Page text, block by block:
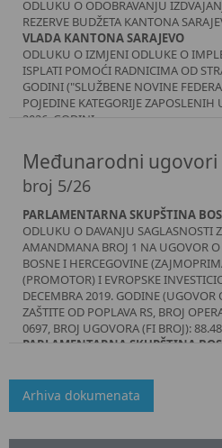
ODLUKU O ODOBRAVANJU
REZERVE BUDŽETA KANTONA
VLADA KANTONA SARAJEVO
ODLUKU O IZMJENI ODLUKE O
ISPLATI POMOĆI RADNICIMA OD
GODINI ("SLUŽBENE NOVINE
POJEDINE KATEGORIJE
2026. GODINI
ZAKLJUČAK
MINISTARSTVO ZDRAVSTVA KS
RJEŠENJE O ISPRAVCI RJEŠENJA O
IMENOVANJU DOKTORA MEDICINE
UTVRĐIVANJE VREMENA I UZROKA
ZDRAVSTVENE USTANOVE NA
MINISTARSTVO PRIVREDE KS
PRAVILNIK O PROVOĐENJU ZAKONA
U MINISTARSTVU PRIVREDE
Međunarodni ugovori
broj 5/26
PARLAMENTARNA SKUPŠTINA
ODLUKU O DAVANJU SAGLASNOSTI
AMANDMANA BROJ 1 NA UGOVOR
BOSNE I HERCEGOVINE
(PROMOTOR) I EVROPSKE
DECEMBRA 2019. GODINE (UGOVOR
ZAŠTITE OD POPLAVA RS, BROJ
0697, BROJ UGOVORA (FI BROJ):
PARLAMENTARNA SKUPŠTINA
KONVENCIJE VIJEĆA EVROPE O
LJUDSKIM PRAVIMA, DEMOKRATIJI I
PARLAMENTARNA SKUPŠTINA
ZAJEDNIČKOG PROTOKOLA O
Arhiva dokumenata